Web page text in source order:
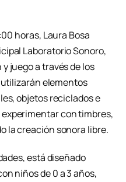
horas, Laura Bosa
Laboratorio Sonoro,
juego a través de los
elementos
objetos reciclados e
con timbres,
la creación sonora libre.
está diseñado
niños de 0 a 3 años,